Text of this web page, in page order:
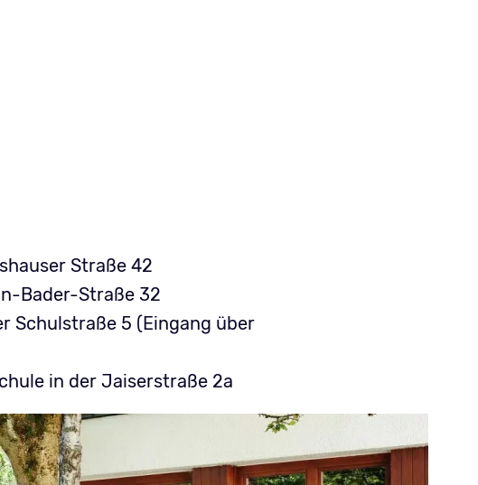
Straße 42
Bader-Straße 32
Schulstraße 5 (Eingang über
in der Jaiserstraße 2a